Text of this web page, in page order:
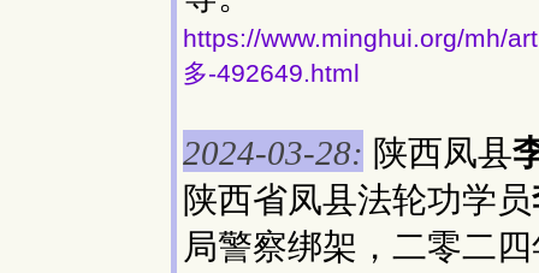
https://www.minghui.org/mh/
多-492649.html
2024-03-28: 陕西凤县
陕西省凤县法轮功学员
局警察绑架，二零二